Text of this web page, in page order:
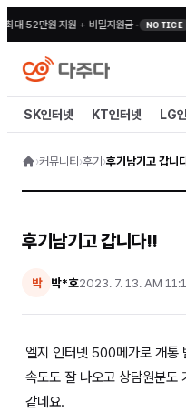
대 52만원 지원 + 비밀지원금• NOTICE
SK인터넷 KT인터넷 LG
›커뮤니티 ›후기 ›후기남기고 갑니
후기남기고 갑니다!!
박 박*호2023. 7. 13. AM
엘지 인터넷 500메가로 개통
속도도 잘 나오고 상담원분도
같네요.